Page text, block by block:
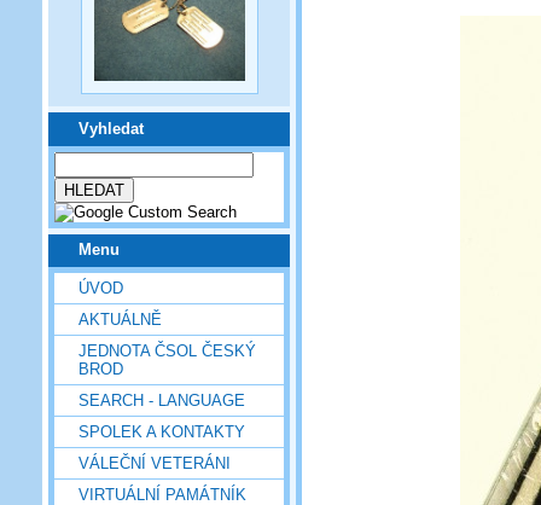
Vyhledat
Menu
ÚVOD
AKTUÁLNĚ
JEDNOTA ČSOL ČESKÝ
BROD
SEARCH - LANGUAGE
SPOLEK A KONTAKTY
VÁLEČNÍ VETERÁNI
VIRTUÁLNÍ PAMÁTNÍK